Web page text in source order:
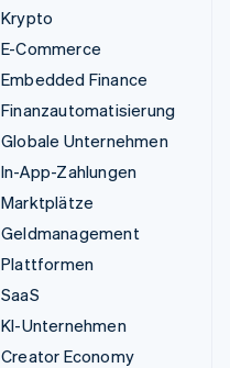
Krypto
E-Commerce
Embedded Finance
Finanzautomatisierung
Globale Unternehmen
In-App-Zahlungen
Marktplätze
Geldmanagement
Plattformen
SaaS
KI-Unternehmen
Creator Economy